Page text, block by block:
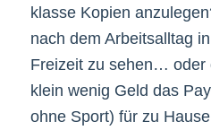
klasse Kopien
nach dem Arbeitsalltag
Freizeit zu sehen… oder
klein wenig Geld das
ohne Sport) für zu